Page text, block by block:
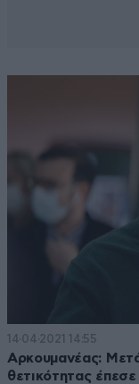
14·04·2021 14:55
Αρκουμανέας:
θετικότητας